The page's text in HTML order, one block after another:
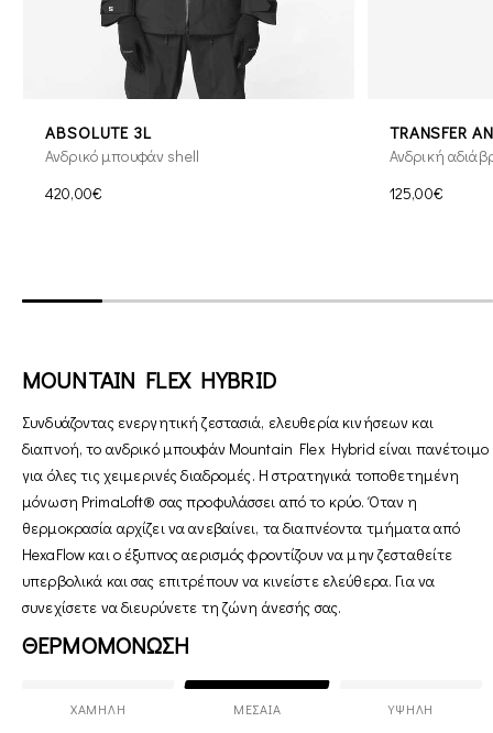
ABSOLUTE 3L
Ανδρικό μπουφάν shell
420,00€
TRANSFER
Ανδρική
125,00€
MOUNTAIN FLEX HYBRID
Συνδυάζοντας ενεργητική ζεστασιά, ελευθερία κινήσεων και
διαπνοή, το ανδρικό μπουφάν Mountain Flex Hybrid είναι πανέτοιμο
για όλες τις χειμερινές διαδρομές. Η στρατηγικά τοποθετημένη
μόνωση PrimaLoft® σας προφυλάσσει από το κρύο. Όταν η
θερμοκρασία αρχίζει να ανεβαίνει, τα διαπνέοντα τμήματα από
HexaFlow και ο έξυπνος αερισμός φροντίζουν να μην ζεσταθείτε
υπερβολικά και σας επιτρέπουν να κινείστε ελεύθερα. Για να
συνεχίσετε να διευρύνετε τη ζώνη άνεσής σας.
ΘΕΡΜΟΜΟΝΩΣΗ
ΧΑΜΗΛΉ ΜΕΣΑΊΑ ΥΨΗΛΉ